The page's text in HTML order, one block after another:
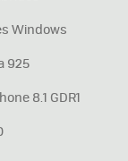
Windows
925
8.1 GDR1